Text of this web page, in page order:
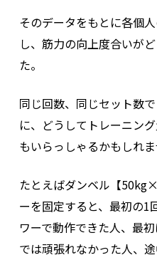
そのデータをもとに各個
し、筋力の向上度合いが
た。
同じ回数、同じセット数
に、どうしてトレーニン
もいらっしゃるかもしれま
たとえばダンベル【
ーを固定すると、最初の1
ワーで動作できた人、最
では頑張れなかった人、